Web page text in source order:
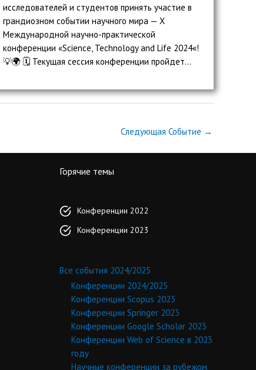
исследователей и студентов принять участие в
грандиозном событии научного мира — X
Международной научно-практической
конференции «Science, Technology and Life 2024«!
💡🌍 🗓️ Текущая сессия конференции пройдет...
Следующая Событие →
Горячие темы
Конференции 2022
Конференции 2023
Все события 2024/2025
Конференции 2024/2025
Конференции Scopus 2023
Конференции Springer 2023
Конференции Google Scholar 2023
Конференции Web of Science в 2023
году
Научные конференции за рубежом